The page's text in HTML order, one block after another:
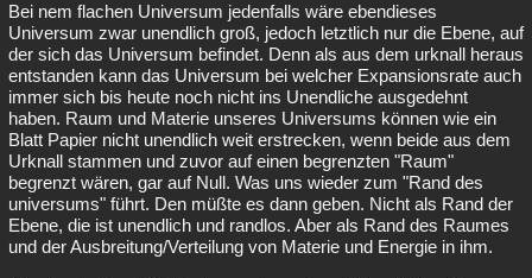
Bei nem flachen Universum jedenfalls wäre ebendieses
Universum zwar unendlich groß, jedoch letztlich nur die Ebene, auf
der sich das Universum befindet. Denn als aus dem urknall heraus
entstanden kann das Universum bei welcher Expansionsrate auch
immer sich bis heute noch nicht ins Unendliche ausgedehnt
haben. Raum und Materie unseres Universums können wie ein
Blatt Papier nicht unendlich weit erstrecken, wenn beide aus dem
Urknall stammen und zuvor auf einen begrenzten "Raum"
begrenzt wären, gar auf Null. Was uns wieder zum "Rand des
universums" führt. Den müßte es dann geben. Nicht als Rand der
Ebene, die ist unendlich und randlos. Aber als Rand des Raumes
und der Ausbreitung/Verteilung von Materie und Energie in ihm.